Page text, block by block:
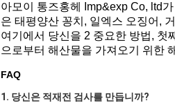
아모이 통즈홍헤 Imp&exp Co, ltd
은 태평양산 꽁치, 일엑스 오징어,
여기에서 당신을 2 중요한 방법, 첫
으로부터 해산물을 가져오기 위한
FAQ
1. 당신은 적재전 검사를 만듭니까?